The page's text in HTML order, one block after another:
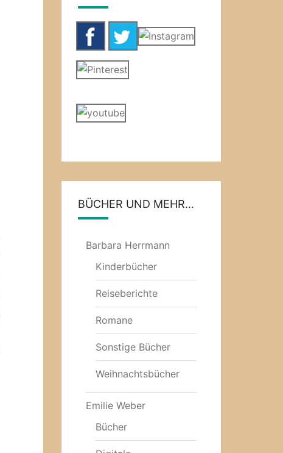
BÜCHER UND MEHR…
Barbara Herrmann
Kinderbücher
Reiseberichte
Romane
Sonstige Bücher
Weihnachtsbücher
Emilie Weber
Bücher